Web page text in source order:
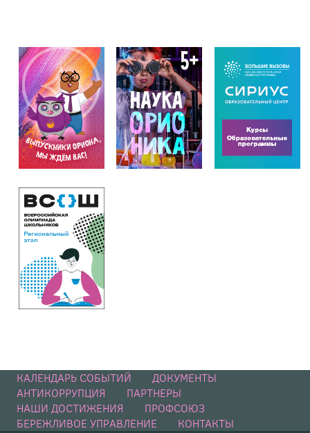
КАЛЕНДАРЬ СОБЫТИЙ
ДОКУМЕНТЫ
АНТИКОРРУПЦИЯ
ПАРТНЕРЫ
НАШИ ДОСТИЖЕНИЯ
ПРОФСОЮЗ
БЕРЕЖЛИВОЕ УПРАВЛЕНИЕ
КОНТАКТЫ